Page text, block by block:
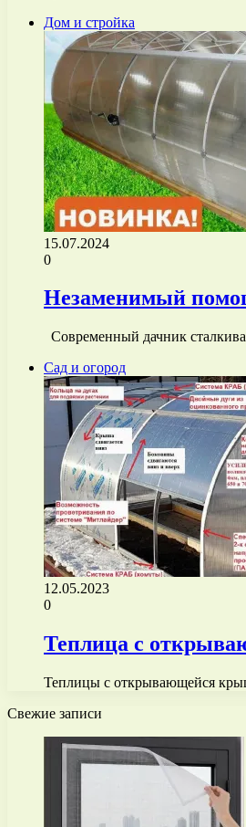
Дом и стройка
15.07.2024
0
Незаменимый
Современный дачник
Сад и огород
12.05.2023
0
Теплица с
Теплицы с открывающейся
Свежие записи